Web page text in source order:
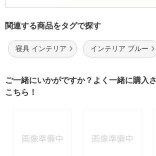
関連する商品をタグで探す
寝具 インテリア インテリア ブルー
ご一緒にいかがですか？よく一緒に購入
こちら！